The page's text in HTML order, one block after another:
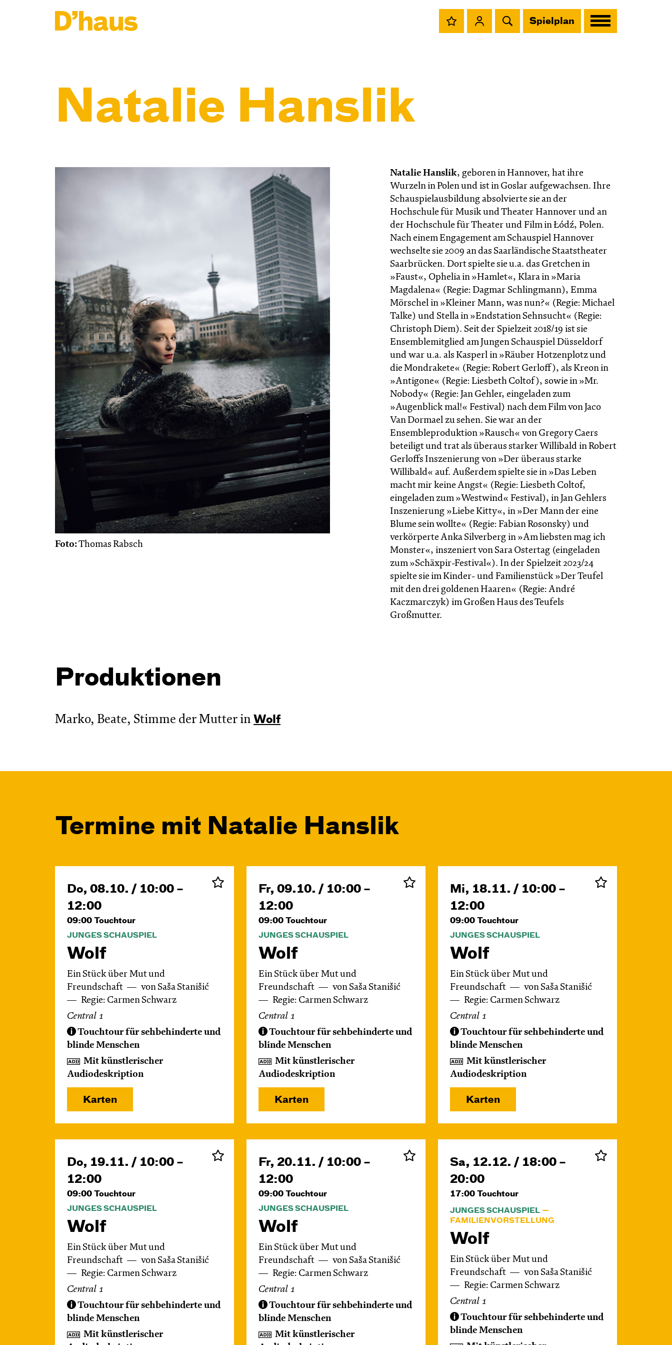
Spielplan
Natalie Hanslik
Foto:Thomas Rabsch
Natalie Hanslik, geboren in Hannover, hat ihre
Wurzeln in Polen und ist in Goslar aufgewachsen. Ihre
Schauspielausbildung absolvierte sie an der
Hochschule für Musik und Theater Hannover und an
der Hochschule für Theater und Film in Łódź, Polen.
Nach einem Engagement am Schauspiel Hannover
wechselte sie 2009 an das Saarländische Staatstheater
Saarbrücken. Dort spielte sie u.a. das Gretchen in
»Faust«, Ophelia in »Hamlet«, Klara in »Maria
Magdalena« (Regie: Dagmar Schlingmann), Emma
Mörschel in »Kleiner Mann, was nun?« (Regie: Michael
Talke) und Stella in »Endstation Sehnsucht« (Regie:
Christoph Diem). Seit der Spielzeit 2018/19 ist sie
Ensemblemitglied am Jungen Schauspiel Düsseldorf
und war u.a. als Kasperl in »Räuber Hotzenplotz und
die Mondrakete« (Regie: Robert Gerloff), als Kreon in
»Antigone« (Regie: Liesbeth Coltof), sowie in »Mr.
Nobody« (Regie: Jan Gehler, eingeladen zum
»Augenblick mal!« Festival) nach dem Film von Jaco
Van Dormael zu sehen. Sie war an der
Ensembleproduktion »Rausch« von Gregory Caers
beteiligt und trat als überaus starker Willibald in Robert
Gerloffs Inszenierung von »Der überaus starke
Willibald« auf. Außerdem spielte sie in »Das Leben
macht mir keine Angst« (Regie: Liesbeth Coltof,
eingeladen zum »Westwind« Festival), in Jan Gehlers
Inszenierung »Liebe Kitty«, in »Der Mann der eine
Blume sein wollte« (Regie: Fabian Rosonsky) und
verkörperte Anka Silverberg in »Am liebsten mag ich
Monster«, inszeniert von Sara Ostertag (eingeladen
zum »Schäxpir-Festival«). In der Spielzeit 2023/24
spielte sie im Kinder- und Familienstück »Der Teufel
mit den drei goldenen Haaren« (Regie: André
Kaczmarczyk) im Großen Haus des Teufels
Großmutter.
Produktionen
Marko, Beate, Stimme der Mutter in Wolf
Termine mit Natalie Hanslik
Do, 08.10. / 10:00 –
12:00
09:00 Touchtour
JUNGES SCHAUSPIEL
Wolf
Ein Stück über Mut und
Freundschaft
von Saša Stanišić
Regie: Carmen Schwarz
Central 1
Touchtour für sehbehinderte und
blinde Menschen
Mit künstlerischer
Audiodeskription
Karten
Fr, 09.10. / 10:00 –
12:00
09:00 Touchtour
JUNGES SCHAUSPIEL
Wolf
Ein Stück über Mut und
Freundschaft
von Saša Stanišić
Regie: Carmen Schwarz
Central 1
Touchtour für sehbehinderte und
blinde Menschen
Mit künstlerischer
Audiodeskription
Karten
Mi, 18.11. / 10:00 –
12:00
09:00 Touchtour
JUNGES SCHAUSPIEL
Wolf
Ein Stück über Mut und
Freundschaft
von Saša Stanišić
Regie: Carmen Schwarz
Central 1
Touchtour für sehbehinderte und
blinde Menschen
Mit künstlerischer
Audiodeskription
Karten
Do, 19.11. / 10:00 –
12:00
09:00 Touchtour
JUNGES SCHAUSPIEL
Wolf
Ein Stück über Mut und
Freundschaft
von Saša Stanišić
Regie: Carmen Schwarz
Central 1
Touchtour für sehbehinderte und
blinde Menschen
Mit künstlerischer
Fr, 20.11. / 10:00 –
12:00
09:00 Touchtour
JUNGES SCHAUSPIEL
Wolf
Ein Stück über Mut und
Freundschaft
von Saša Stanišić
Regie: Carmen Schwarz
Central 1
Touchtour für sehbehinderte und
blinde Menschen
Mit künstlerischer
Sa, 12.12. / 18:00 –
20:00
17:00 Touchtour
JUNGES SCHAUSPIEL
FAMILIENVORSTELLUNG
Wolf
Ein Stück über Mut und
Freundschaft
von Saša Stanišić
Regie: Carmen Schwarz
Central 1
Touchtour für sehbehinderte und
blinde Menschen